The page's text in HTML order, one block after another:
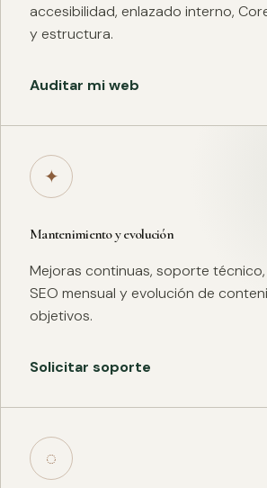
accesibilidad, enlazado interno,
y estructura.
Auditar mi web
✦
Mantenimiento y evolución
Mejoras continuas, soporte
SEO mensual y evolución de
objetivos.
Solicitar soporte
◌